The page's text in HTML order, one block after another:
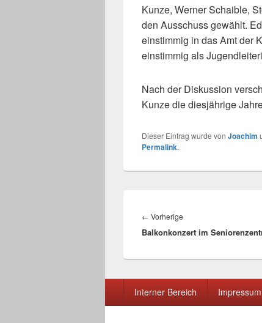
Kunze, Werner Schaible,
den Ausschuss gewählt.
einstimmig in das Amt der
einstimmig als
Nach der Diskussion
Kunze die diesjährige
Dieser Eintrag wurde von Joachim
Permalink.
← Vorherige
Beitrag:
Balkonkonzert im
Interner Bereich Impressum